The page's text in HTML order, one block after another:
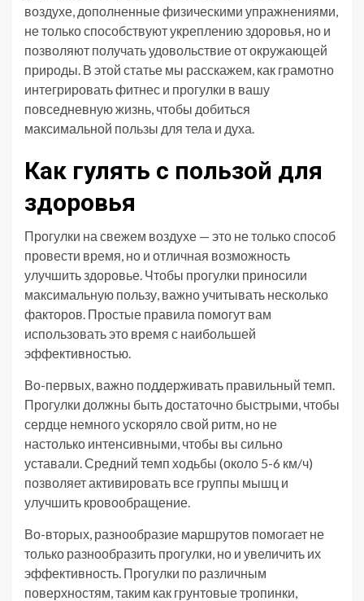
воздухе, дополненные физическими упражнениями,
не только способствуют укреплению здоровья, но и
позволяют получать удовольствие от окружающей
природы. В этой статье мы расскажем, как грамотно
интегрировать фитнес и прогулки в вашу
повседневную жизнь, чтобы добиться
максимальной пользы для тела и духа.
Как гулять с пользой для
здоровья
Прогулки на свежем воздухе — это не только способ
провести время, но и отличная возможность
улучшить здоровье. Чтобы прогулки приносили
максимальную пользу, важно учитывать несколько
факторов. Простые правила помогут вам
использовать это время с наибольшей
эффективностью.
Во-первых, важно поддерживать правильный темп.
Прогулки должны быть достаточно быстрыми, чтобы
сердце немного ускоряло свой ритм, но не
настолько интенсивными, чтобы вы сильно
уставали. Средний темп ходьбы (около 5-6 км/ч)
позволяет активировать все группы мышц и
улучшить кровообращение.
Во-вторых, разнообразие маршрутов помогает не
только разнообразить прогулки, но и увеличить их
эффективность. Прогулки по различным
поверхностям, таким как грунтовые тропинки,